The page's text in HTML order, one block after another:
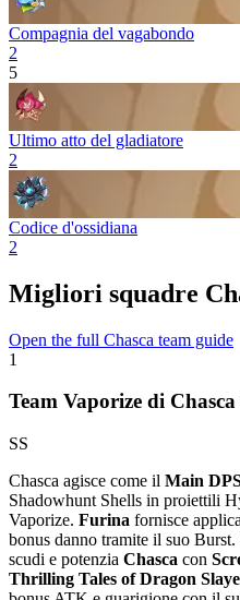
Compagnia del vagabondo
2
5
Ultimo atto del gladiatore
2
Codice d'ossidiana
2
Migliori squadre
Open the full Chasca team guide
1
Team Vaporize di Chasca
SS
Chasca agisce come il Main
Shadowhunt Shells in proiettili
Vaporize. Furina fornisce
bonus danno tramite il suo Burst.
scudi e potenzia Chasca con
Thrilling Tales of Dragon